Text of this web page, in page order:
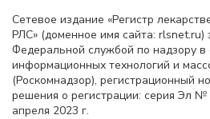
Сетевое издание «Регистр
РЛС» (доменное имя сайта: rlsnet.ru)
Федеральной службой по надзору в
информационных технологий и
(Роскомнадзор), регистрационный
решения о регистрации: серия Эл
апреля 2023 г.